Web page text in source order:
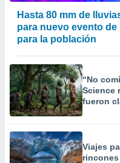
Hasta 80 mm de
para nuevo evento
para la población
“No
Science
fueron
Viajes
rincones